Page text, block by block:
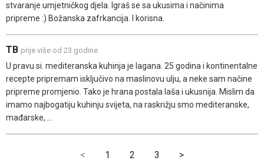
stvaranje umjetničkog djela. Igraš se sa ukusima i načinima
pripreme :) Božanska zafrkancija. I korisna.
TB prije više od 23 godine
U pravu si. mediteranska kuhinja je lagana. 25 godina i kontinentalne
recepte pripremam isključivo na maslinovu ulju, a neke sam načine
pripreme promjenio. Tako je hrana postala laša i ukusnija. Mislim da
imamo najbogatiju kuhinju svijeta, na raskrižju smo mediteranske,
mađarske, ...
< 1 2 3 >